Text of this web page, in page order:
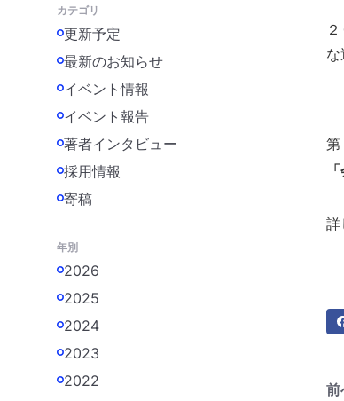
カテゴリ
更新予定
最新のお知らせ
イベント情報
イベント報告
著者インタビュー
採用情報
寄稿
年別
2026
2025
2024
2023
2022
な
第
詳